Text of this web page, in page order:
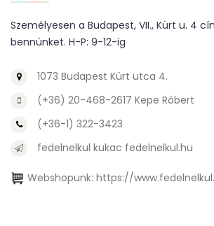
Személyesen a Budapest, VII., Kürt u. 4
bennünket. H-P: 9-12-ig
1073 Budapest Kürt utca 4.
(+36) 20-468-2617 Kepe Róbert
(+36-1) 322-3423
fedelnelkul kukac fedelnelkul.hu
Webshopunk: https://